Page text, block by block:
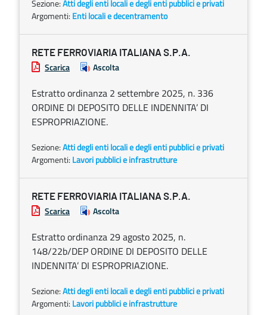
Sezione:Atti degli enti locali e degli enti pubblici e privati
Argomenti: Enti locali e decentramento
RETE FERROVIARIA ITALIANA S.P.A.
Scarica Ascolta
Estratto ordinanza 2 settembre 2025, n. 336
ORDINE DI DEPOSITO DELLE INDENNITA’ DI
ESPROPRIAZIONE.
Sezione:Atti degli enti locali e degli enti pubblici e privati
Argomenti: Lavori pubblici e infrastrutture
RETE FERROVIARIA ITALIANA S.P.A.
Scarica Ascolta
Estratto ordinanza 29 agosto 2025, n.
148/22b/DEP ORDINE DI DEPOSITO DELLE
INDENNITA’ DI ESPROPRIAZIONE.
Sezione:Atti degli enti locali e degli enti pubblici e privati
Argomenti: Lavori pubblici e infrastrutture